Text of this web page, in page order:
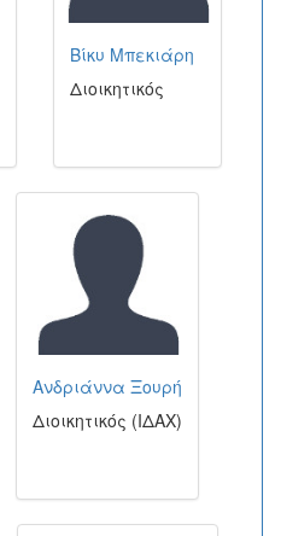
Βίκυ Μπεκιάρη
Διοικητικός
Ανδριάννα Ξουρή
Διοικητικός (ΙΔΑΧ)